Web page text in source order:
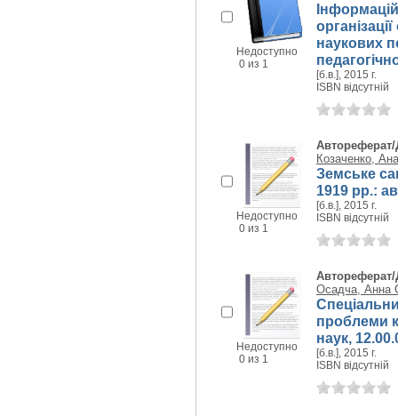
Недоступно
0 из 1
наукових
[б.в.], 2015 г.
ISBN відсутній
Недоступно
0 из 1
Автореферат/
Козаченко,
Земське
1919 рр.:
[б.в.], 2015 г.
ISBN відсутній
Недоступно
0 из 1
Автореферат/
Осадча, Анна
проблеми
наук,
[б.в.], 2015 г.
ISBN відсутній